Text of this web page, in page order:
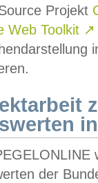
Projekt
Web Toolkit ↗
der